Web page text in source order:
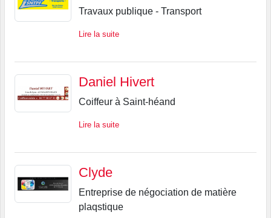
Travaux publique - Transport
Lire la suite
Daniel Hivert
Coiffeur à Saint-héand
Lire la suite
Clyde
Entreprise de négociation de matière
plaqstique